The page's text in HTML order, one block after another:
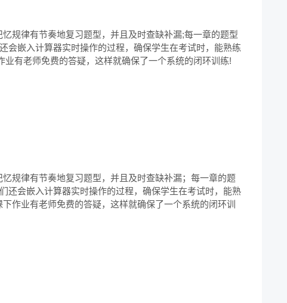
规律有节奏地复习题型，并且及时查缺补漏;每一章的题型
会嵌入计算器实时操作的过程，确保学生在考试时，能熟练
有老师免费的答疑，这样就确保了一个系统的闭环训练!
规律有节奏地复习题型，并且及时查缺补漏；每一章的题
还会嵌入计算器实时操作的过程，确保学生在考试时，能熟
作业有老师免费的答疑，这样就确保了一个系统的闭环训